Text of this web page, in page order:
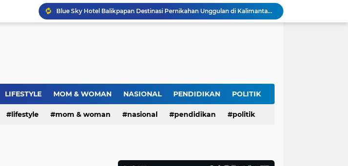
Blue Sky Hotel Balikpapan Destinasi Pernikahan Unggulan di Kalimantan Timur
Dies Natalis SMP Negeri 1 Comal Dihadiri Plt Bupati Pemalang Nurkholis
Warga RW.06 Wisma Tropodo Guyub Rukun Maju Bersama
LIFESTYLE MOM & WOMAN NASIONAL PENDIDIKAN POLITIK
lifestyle mom & woman nasional pendidikan politik